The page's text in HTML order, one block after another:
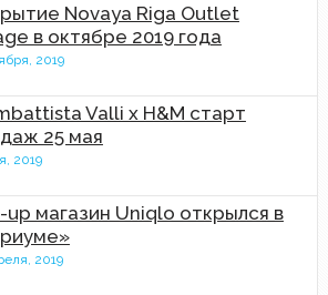
Novaya Riga Outlet
в октябре 2019 года
2019
Valli x H&M старт
25 мая
2019
up магазин Uniqlo открылся в
2019